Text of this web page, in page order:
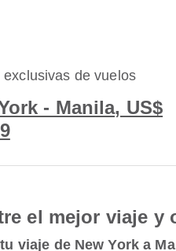
exclusivas de vuelos
- Manila, US$
el mejor viaje y
viaje de New York a